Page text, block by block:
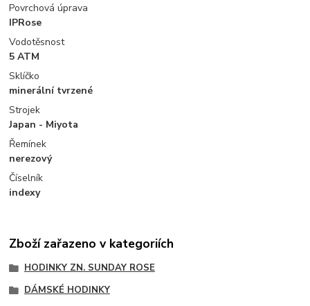
Povrchová úprava
IPRose
Vodotěsnost
5 ATM
Sklíčko
minerální tvrzené
Strojek
Japan - Miyota
Řemínek
nerezový
Číselník
indexy
Zboží zařazeno v kategoriích
HODINKY ZN. SUNDAY ROSE
DÁMSKÉ HODINKY